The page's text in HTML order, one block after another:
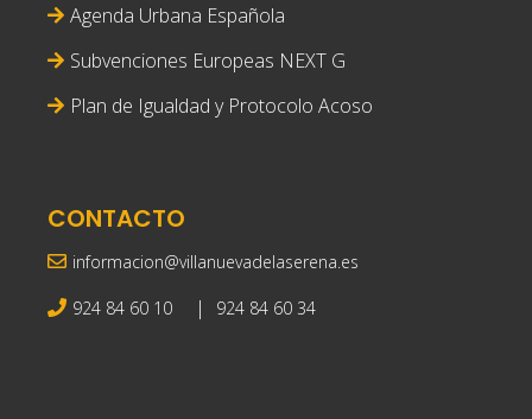
Agenda Urbana Española
Subvenciones Europeas NEXT G
Plan de Igualdad y Protocolo Acoso
CONTACTO
informacion@villanuevadelaserena.es
924 84 60 10 | 924 84 60 34